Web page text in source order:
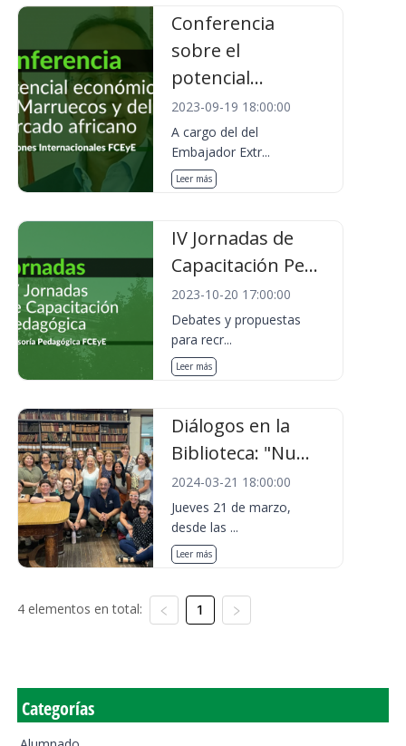
Conferencia
sobre el
potencial...
2023-09-19 18:00:00
A cargo del del
Embajador Extr...
Leer más
IV Jornadas de
Capacitación Pe...
2023-10-20 17:00:00
Debates y propuestas
para recr...
Leer más
Diálogos en la
Biblioteca: "Nu...
2024-03-21 18:00:00
Jueves 21 de marzo,
desde las ...
Leer más
4 elementos en total: 1
Categorías